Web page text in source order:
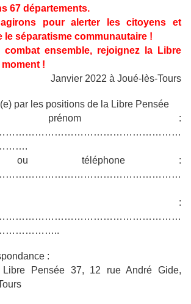
67 départements.
pour alerter les citoyens et
le séparatisme communautaire !
combat ensemble, rejoignez la Libre
moment !
Janvier 2022 à Joué-lès-Tours
par les positions de la Libre Pensée
prénom :
ou téléphone :
:
:
Libre Pensée 37, 12 rue André Gide,